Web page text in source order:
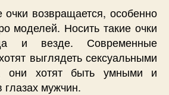
возвращается, особенно
моделей. Носить такие очки
и везде. Современные
выглядеть сексуальными
они хотят быть умными и
мужчин.